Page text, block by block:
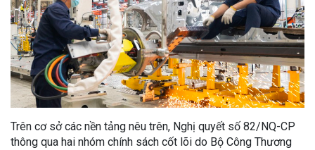
Trên cơ sở các nền tảng nêu trên, Nghị quyết số 82/NQ-CP
thông qua hai nhóm chính sách cốt lõi do Bộ Công Thương